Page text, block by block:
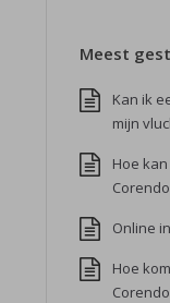
Meest
Kan ik
mijn
Hoe kan
Online
Hoe